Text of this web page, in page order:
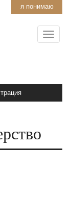
я понимаю